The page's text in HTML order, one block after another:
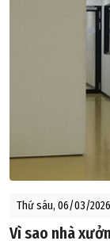
Thứ sáu, 06/03/
Vì sao nhà